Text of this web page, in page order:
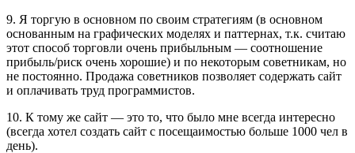
9. Я торгую в основном по своим стратегиям (в основном
основанным на графических моделях и паттернах, т.к. считаю
этот способ торговли очень прибыльным — соотношение
прибыль/риск очень хорошие) и по некоторым советникам, но
не постоянно. Продажа советников позволяет содержать сайт
и оплачивать труд программистов.
10. К тому же сайт — это то, что было мне всегда интересно
(всегда хотел создать сайт с посещаимостью больше 1000 чел в
день).